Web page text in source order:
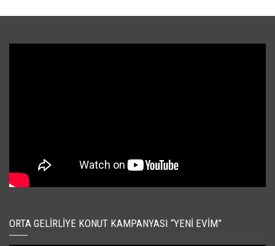
ORTA GELIRLIYE KONUT KAMPANYASI “YENI EVIM”